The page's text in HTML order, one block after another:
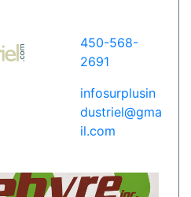
450-568-
2691
infosurplusin
dustriel@gma
il.com